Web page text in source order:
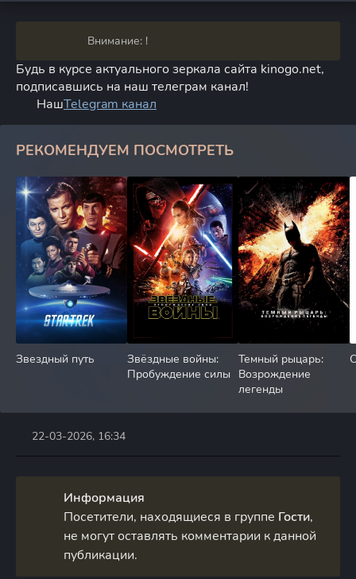
Внимание: !
Будь в курсе актуального зеркала сайта kinogo.net,
подписавшись на наш телеграм канал!
НашTelegram канал
РЕКОМЕНДУЕМ ПОСМОТРЕТЬ
Звездный путь
Звёздные войны:
Пробуждение силы
Темный рыцарь:
Возрождение
легенды
22-03-2026, 16:34
Информация
Посетители, находящиеся в группе Гости,
не могут оставлять комментарии к данной
публикации.